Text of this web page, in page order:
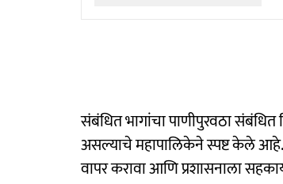
संबंधित भागांचा पाणीपुरवठा संबंधित
असल्याचे महापालिकेने स्पष्ट केले
वापर करावा आणि प्रशासनाला